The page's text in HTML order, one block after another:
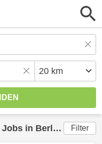
Jobs in Berlin (20 km)
Filter